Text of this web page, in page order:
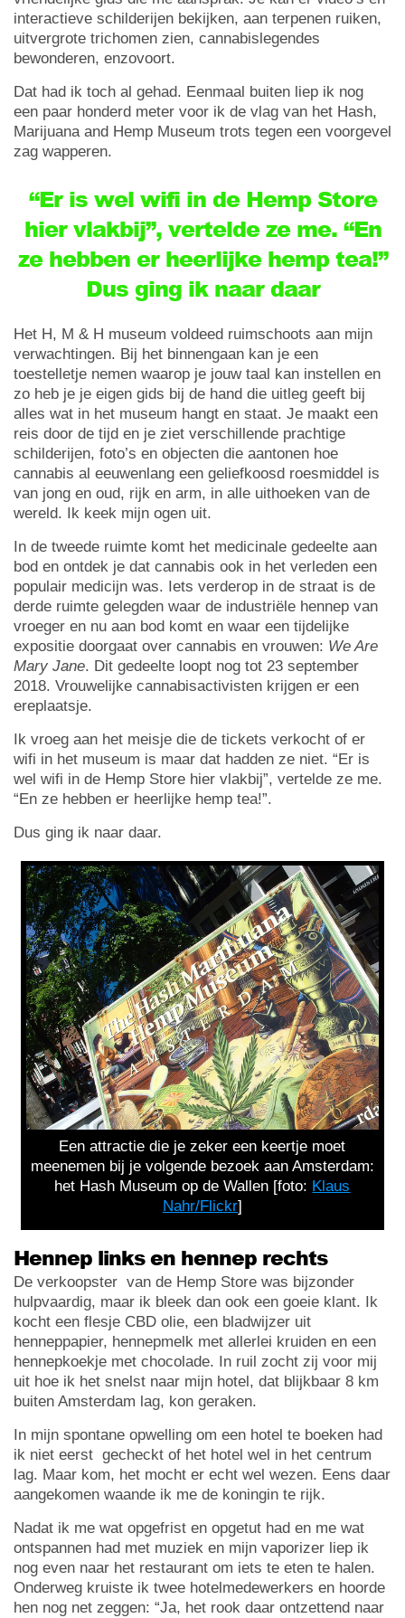
interactieve schilderijen bekijken, aan terpenen ruiken,
uitvergrote trichomen zien, cannabislegendes
bewonderen, enzovoort.
Dat had ik toch al gehad. Eenmaal buiten liep ik nog
een paar honderd meter voor ik de vlag van het Hash,
Marijuana and Hemp Museum trots tegen een voorgevel
zag wapperen.
“Er is wel wifi in de Hemp Store
hier vlakbij”, vertelde ze me. “En
ze hebben er heerlijke hemp tea!”
Dus ging ik naar daar
Het H, M & H museum voldeed ruimschoots aan mijn
verwachtingen. Bij het binnengaan kan je een
toestelletje nemen waarop je jouw taal kan instellen en
zo heb je je eigen gids bij de hand die uitleg geeft bij
alles wat in het museum hangt en staat. Je maakt een
reis door de tijd en je ziet verschillende prachtige
schilderijen, foto’s en objecten die aantonen hoe
cannabis al eeuwenlang een geliefkoosd roesmiddel is
van jong en oud, rijk en arm, in alle uithoeken van de
wereld. Ik keek mijn ogen uit.
In de tweede ruimte komt het medicinale gedeelte aan
bod en ontdek je dat cannabis ook in het verleden een
populair medicijn was. Iets verderop in de straat is de
derde ruimte gelegden waar de industriële hennep van
vroeger en nu aan bod komt en waar een tijdelijke
expositie doorgaat over cannabis en vrouwen: We Are
Mary Jane. Dit gedeelte loopt nog tot 23 september
2018. Vrouwelijke cannabisactivisten krijgen er een
ereplaatsje.
Ik vroeg aan het meisje die de tickets verkocht of er
wifi in het museum is maar dat hadden ze niet. “Er is
wel wifi in de Hemp Store hier vlakbij”, vertelde ze me.
“En ze hebben er heerlijke hemp tea!”.
Dus ging ik naar daar.
Een attractie die je zeker een keertje moet
meenemen bij je volgende bezoek aan Amsterdam:
het Hash Museum op de Wallen [foto: Klaus
Nahr/Flickr]
Hennep links en hennep rechts
De verkoopster van de Hemp Store was bijzonder
hulpvaardig, maar ik bleek dan ook een goeie klant. Ik
kocht een flesje CBD olie, een bladwijzer uit
henneppapier, hennepmelk met allerlei kruiden en een
hennepkoekje met chocolade. In ruil zocht zij voor mij
uit hoe ik het snelst naar mijn hotel, dat blijkbaar 8 km
buiten Amsterdam lag, kon geraken.
In mijn spontane opwelling om een hotel te boeken had
ik niet eerst gecheckt of het hotel wel in het centrum
lag. Maar kom, het mocht er echt wel wezen. Eens daar
aangekomen waande ik me de koningin te rijk.
Nadat ik me wat opgefrist en opgetut had en me wat
ontspannen had met muziek en mijn vaporizer liep ik
nog even naar het restaurant om iets te eten te halen.
Onderweg kruiste ik twee hotelmedewerkers en hoorde
hen nog net zeggen: “Ja, het rook daar ontzettend naar